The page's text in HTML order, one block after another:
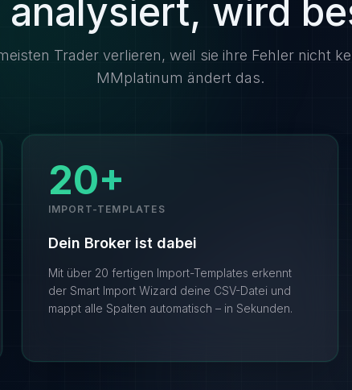
analysiert, wird
Trader verlieren, weil sie ihre Fehler nicht
MMplatinum ändert das.
20+
IMPORT-TEMPLATES
Dein Broker ist dabei
Mit über 20 fertigen Import-Templates erkennt
der Smart Import Wizard deine CSV-Datei und
mappt alle Spalten automatisch – in Sekunden.